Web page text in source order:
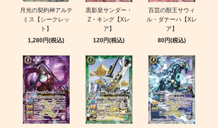
月光の契約神アルテ
ミス【シークレッ
ト】
1,280円(税込)
黒影皇サンダー・
Z・キング【Xレ
ア】
120円(税込)
百芸の獣王サウィ
ル・ダナーハ【Xレ
ア】
80円(税込)